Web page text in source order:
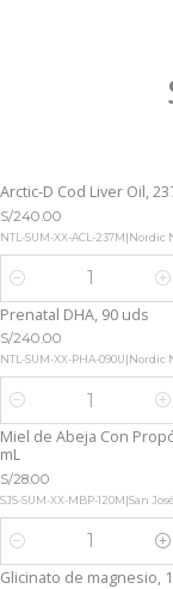
Arctic-D Cod Liver Oil,
S/240.00
NTL-SUM-XX-ACL-237M|Nordic
Quantity
Prenatal DHA, 90 uds
S/240.00
NTL-SUM-XX-PHA-090U|Nordic
Quantity
Miel de Abeja Con
mL
S/28.00
SJS-SUM-XX-MBP-120M|San José
Quantity
Glicinato de magnesio,